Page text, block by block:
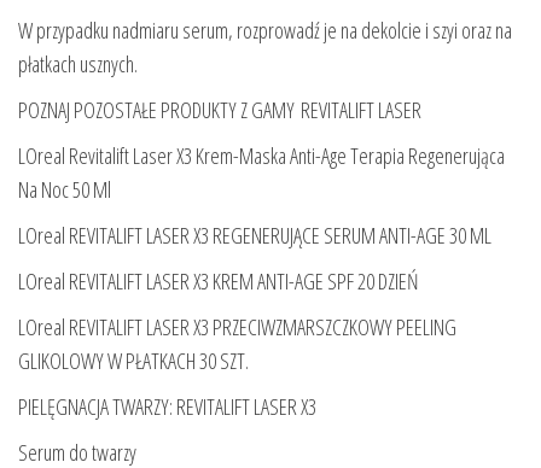
W przypadku nadmiaru serum, rozprowadź je na dekolcie i szyi oraz na
płatkach usznych.
POZNAJ POZOSTAŁE PRODUKTY Z GAMY REVITALIFT LASER
LOreal Revitalift Laser X3 Krem-Maska Anti-Age Terapia Regenerująca
Na Noc 50 Ml
LOreal REVITALIFT LASER X3 REGENERUJĄCE SERUM ANTI-AGE 30 ML
LOreal REVITALIFT LASER X3 KREM ANTI-AGE SPF 20 DZIEŃ
LOreal REVITALIFT LASER X3 PRZECIWZMARSZCZKOWY PEELING
GLIKOLOWY W PŁATKACH 30 SZT.
PIELĘGNACJA TWARZY: REVITALIFT LASER X3
Serum do twarzy